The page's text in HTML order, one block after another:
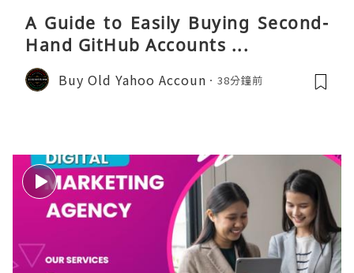
A Guide to Easily Buying Second-
Hand GitHub Accounts ...
Buy Old Yahoo Accoun 38分鐘前